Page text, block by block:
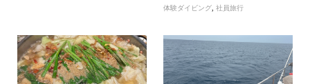
体験ダイビング ,社員旅行